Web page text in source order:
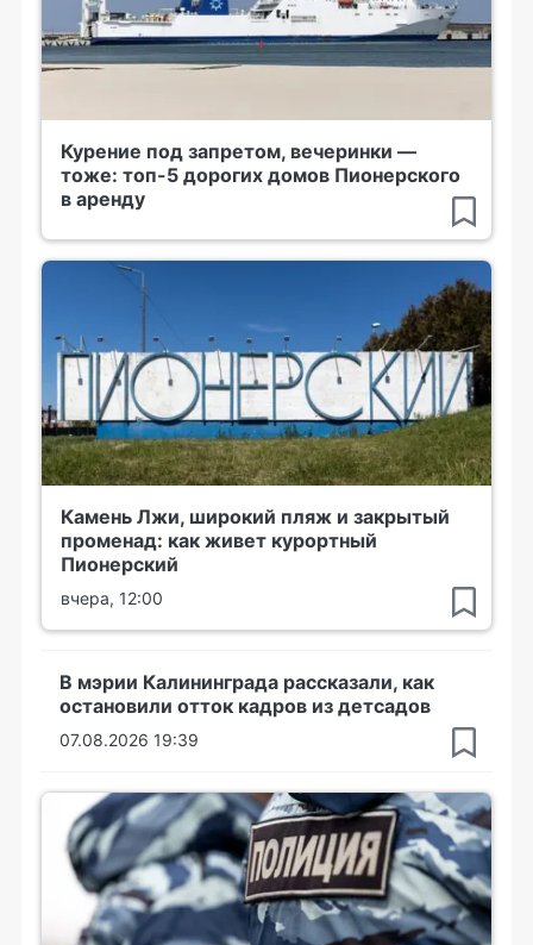
Курение под запретом, вечеринки —
тоже: топ-5 дорогих домов Пионерского
в аренду
Камень Лжи, широкий пляж и закрытый
променад: как живет курортный
Пионерский
вчера, 12:00
В мэрии Калининграда рассказали, как
остановили отток кадров из детсадов
07.08.2026 19:39